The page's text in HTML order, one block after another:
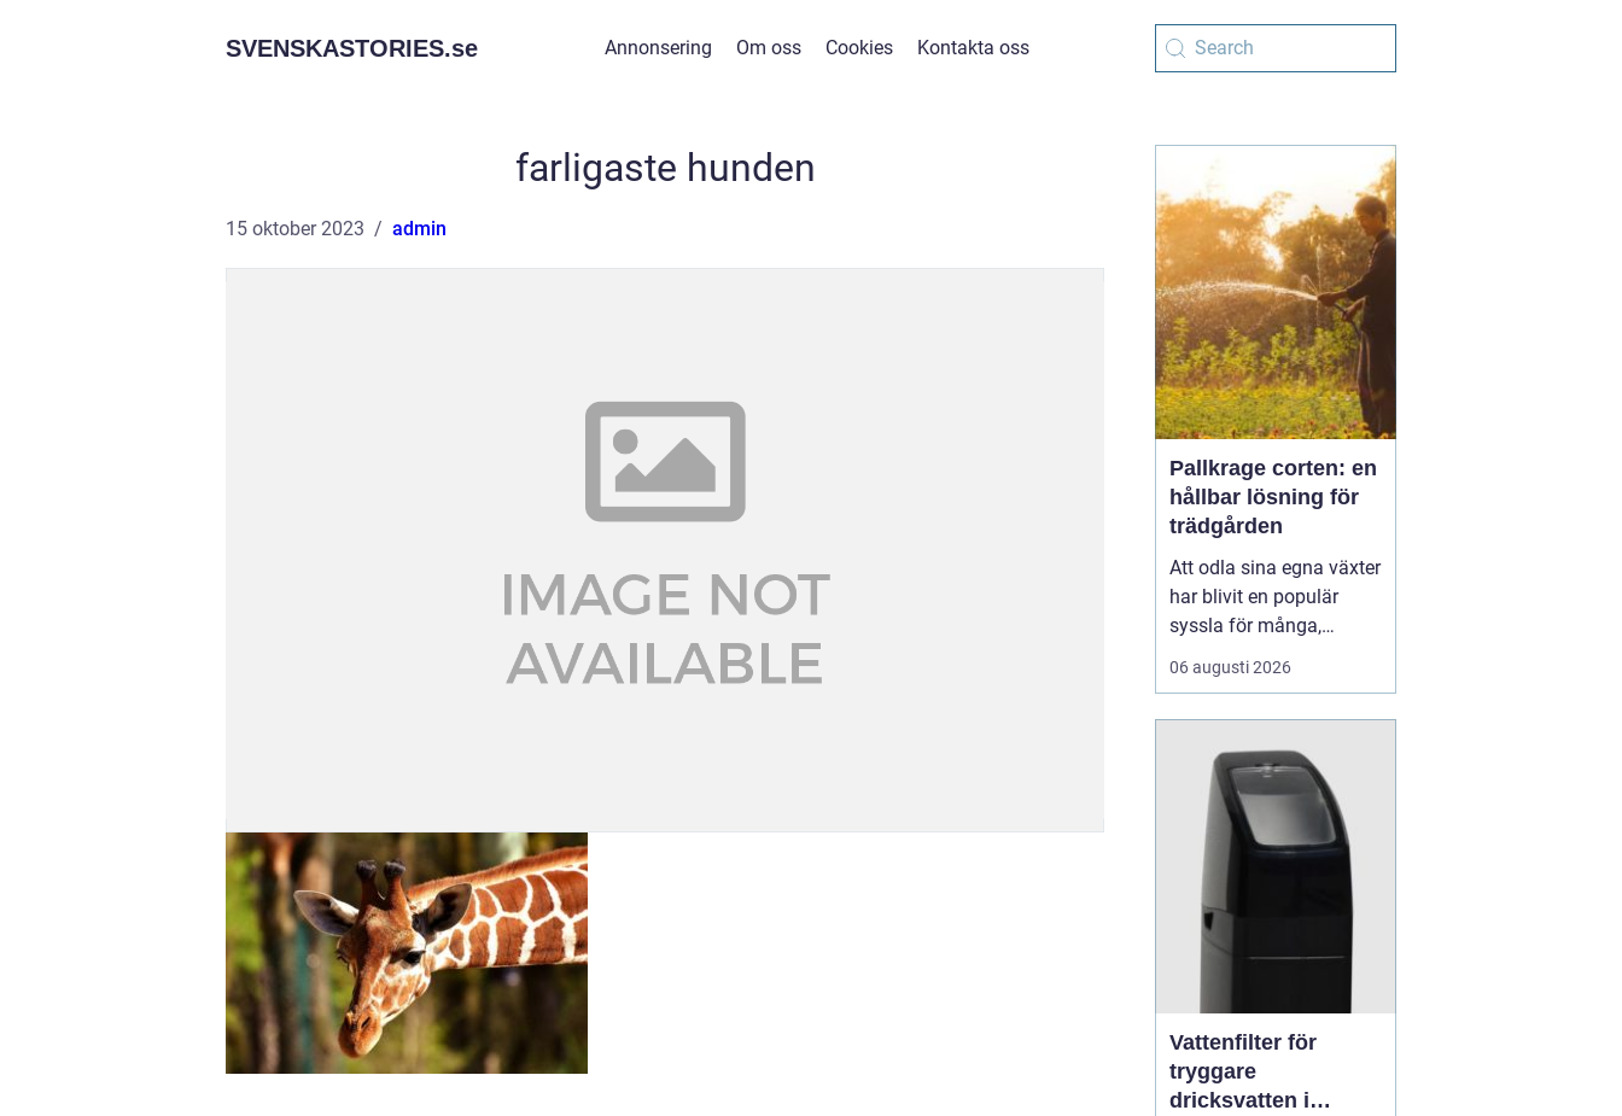
SVENSKASTORIES.se Annonsering Om oss Cookies Kontakta oss
farligaste hunden
15 oktober 2023 admin
Pallkrage corten: en
hållbar lösning för
trädgården
Att odla sina egna växter
har blivit en populär
syssla för många,
oavsett om det handlar
om att ha en prunkande
balkongträdgård i stan.
En av de mest effektiva
och este...
06 augusti 2026
Vattenfilter för
tryggare
dricksvatten i